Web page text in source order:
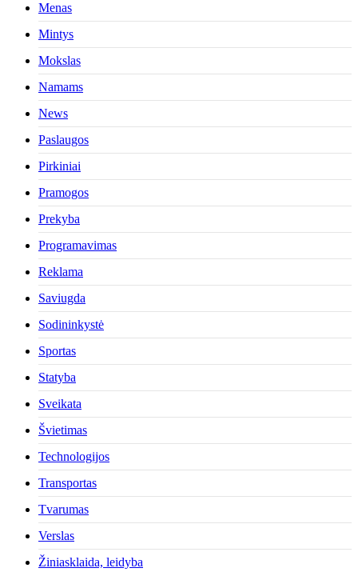
Menas
Mintys
Mokslas
Namams
News
Paslaugos
Pirkiniai
Pramogos
Prekyba
Programavimas
Reklama
Saviugda
Sodininkystė
Sportas
Statyba
Sveikata
Švietimas
Technologijos
Transportas
Tvarumas
Verslas
Žiniasklaida, leidyba